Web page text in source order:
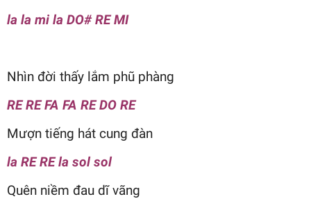
la la mi la DO# RE MI
Nhìn đời thấy lắm phũ phàng
RE RE FA FA RE DO RE
Mượn tiếng hát cung đàn
la RE RE la sol sol
Quên niềm đau dĩ vãng